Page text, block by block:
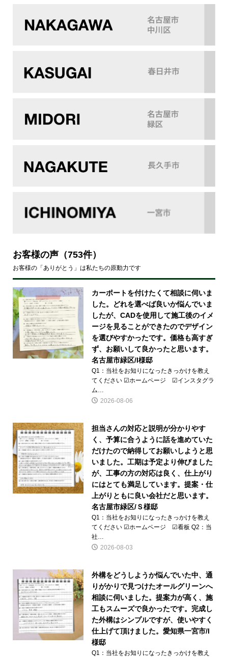
お客様の声（753件）
お客様の「ありがとう」は私たちの原動力です
カーポートを付けたくて相談に伺いま
した。どれを選べば良いか悩んでいま
したが、CADを使用して施工後のイメ
ージを見ることができたのでデザイン
を選びやすかったです。価格も高すぎ
ず、お願いして良かったと思います。
名古屋市緑区/I様邸
Q1：当社をお知りになったきっかけを教え
てください ☑ホームページ ☑インスタグラ
ム…
2026-08-06
担当さんの対応と説明が分かりやす
く、予算に合うように話を進めていた
だけたので納得してお願いしようと思
いました。工期は予定より伸びました
が、工事の方の対応は良く、仕上がり
にはとても満足しています。提案・仕
上がりともに良い会社だと思います。
名古屋市緑区/Ｓ様邸
Q1：当社をお知りになったきっかけを教え
てください ☑ホームページ ☑看板 Q2：当
社…
2026-08-03
外構をどうしようか悩んでいた中、通
りがかりで見つけたオールグリーンへ
相談に伺いました。提案力が高く、施
工もスムーズで良かったです。完成し
た外構はシンプルですが、使いやすく
仕上げて頂けました。愛知県一宮市/I
様邸
Q1：当社をお知りになったきっかけを教え